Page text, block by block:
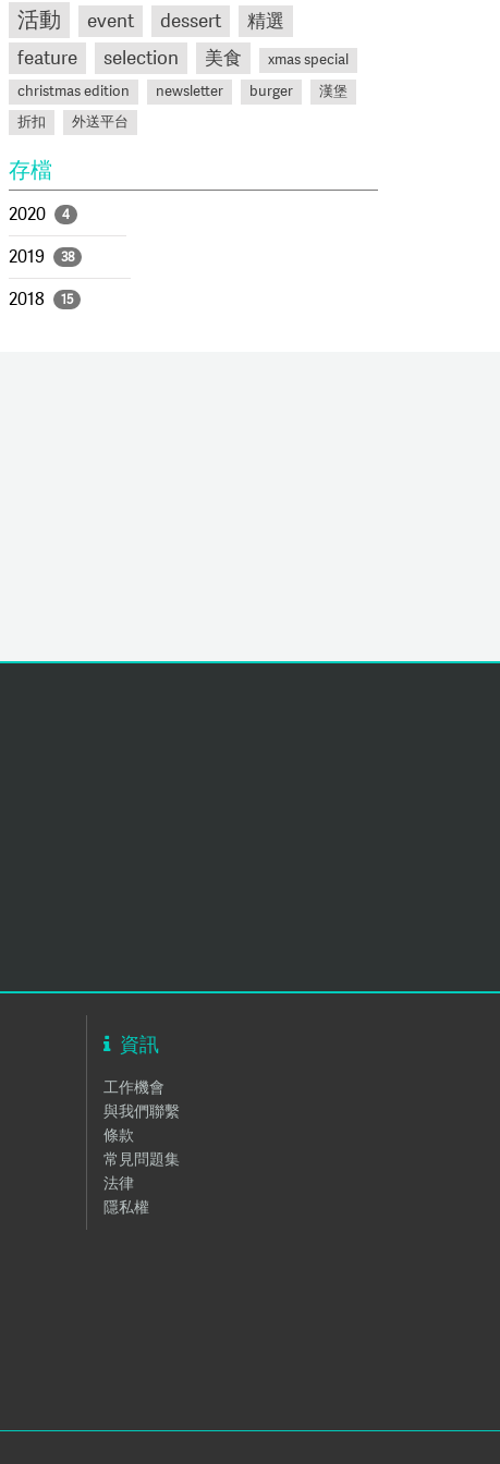
活動 event dessert
精選
feature
selection 美食
xmas special
christmas edition
newsletter burger
漢堡
折扣
外送平台
存檔
2020 4
2019 38
2018 15
資訊
工作機會
與我們聯繫
條款
常見問題集
法律
隱私權